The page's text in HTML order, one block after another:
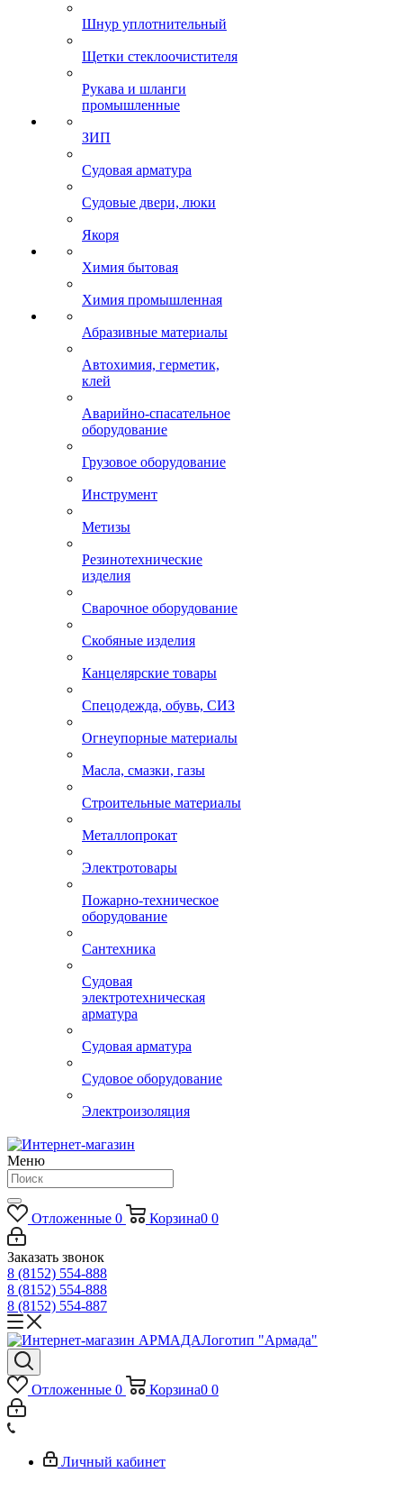
Шнур уплотнительный
Щетки стеклоочистителя
Рукава и шланги
промышленные
ЗИП
Судовая арматура
Судовые двери, люки
Якоря
Химия бытовая
Химия промышленная
Абразивные материалы
Автохимия, герметик,
клей
Аварийно-спасательное
оборудование
Грузовое оборудование
Инструмент
Метизы
Резинотехнические
изделия
Сварочное оборудование
Скобяные изделия
Канцелярские товары
Спецодежда, обувь, СИЗ
Огнеупорные материалы
Масла, смазки, газы
Строительные материалы
Металлопрокат
Электротовары
Пожарно-техническое
оборудование
Сантехника
Судовая
электротехническая
арматура
Судовая арматура
Судовое оборудование
Электроизоляция
Меню
Отложенные 0 Корзина0 0
Заказать звонок
8 (8152) 554-888
8 (8152) 554-888
8 (8152) 554-887
Логотип "Армада"
Отложенные 0 Корзина0 0
Личный кабинет